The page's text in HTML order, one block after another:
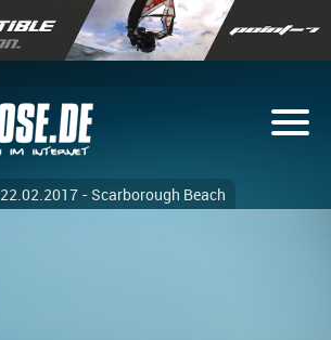
22.02.2017 - Scarborough Beach